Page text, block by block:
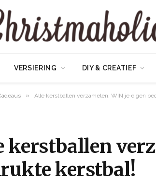
VERSIERING DIY & CREATIEF
» Alle kerstballen verzamelen: WIN je eigen
kerstballen
kerstbal!